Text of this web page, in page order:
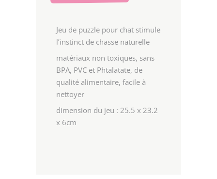
Jeu de puzzle pour chat stimule
l’instinct de chasse naturelle
matériaux non toxiques, sans
BPA, PVC et Phtalatate, de
qualité alimentaire, facile à
nettoyer
dimension du jeu : 25.5 x 23.2
x 6cm